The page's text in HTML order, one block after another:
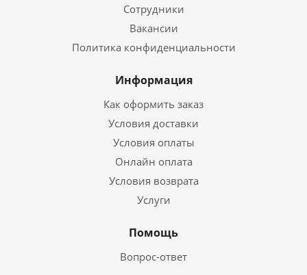
Сотрудники
Вакансии
Политика конфиденциальности
Информация
Как оформить заказ
Условия доставки
Условия оплаты
Онлайн оплата
Условия возврата
Услуги
Помощь
Вопрос-ответ